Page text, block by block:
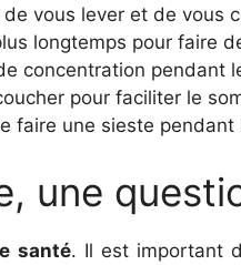
vous lever et de vous
longtemps pour faire
concentration pendant
pour faciliter le
faire une sieste pendant
une
santé. Il est important